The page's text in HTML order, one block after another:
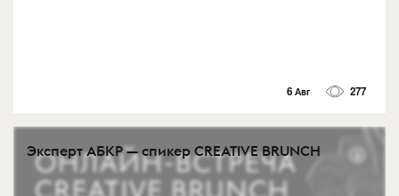
6 Авг 277
Эксперт АБКР — спикер CREATIVE BRUNCH